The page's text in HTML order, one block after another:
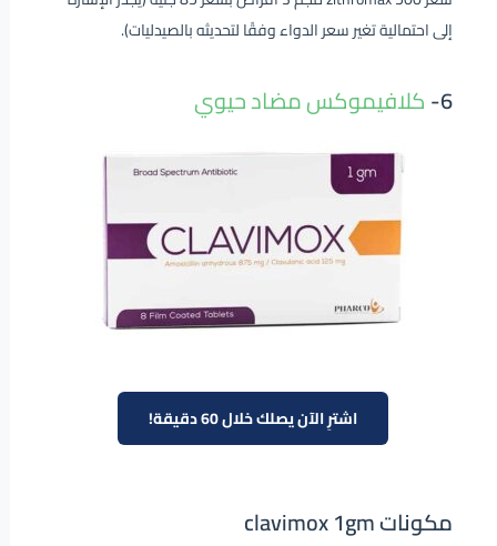
إلى احتمالية تغير سعر الدواء وفقًا لتحديثه بالصيدليات).
6- كلافيموكس مضاد حيوي
اشترِ الآن يصلك خلال 60 دقيقة!
مكونات clavimox 1gm